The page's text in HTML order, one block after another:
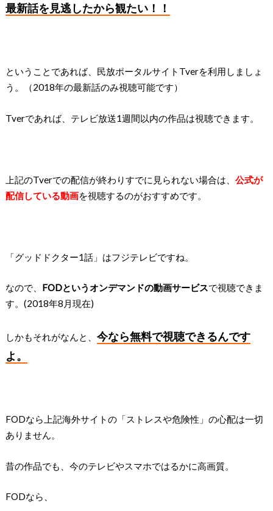
最新話を見逃したから観たい！！
ということであれば、民放ポータルサイトTverを利用しましょ
う。（2018年の最新話のみ視聴可能です）
Tverであれば、テレビ放送1週間以内の作品は視聴できます。
上記のTverでの配信が終わりすでに見られない場合は、 公式が
配信している動画を視聴するのがおすすめです。
「グッドドクター1話」はフジテレビですね。
なので、 FODというオンデマンドの動画サービスで視聴できま
す。(2018年8月現在)
しかもそれがなんと、 今なら無料で視聴できるんです
よ。
FODなら上記海外サイトの「ストレスや危険性」の心配は一切
ありません。
昔の作品でも、今のテレビやスマホではるかに高画質。
FODなら、